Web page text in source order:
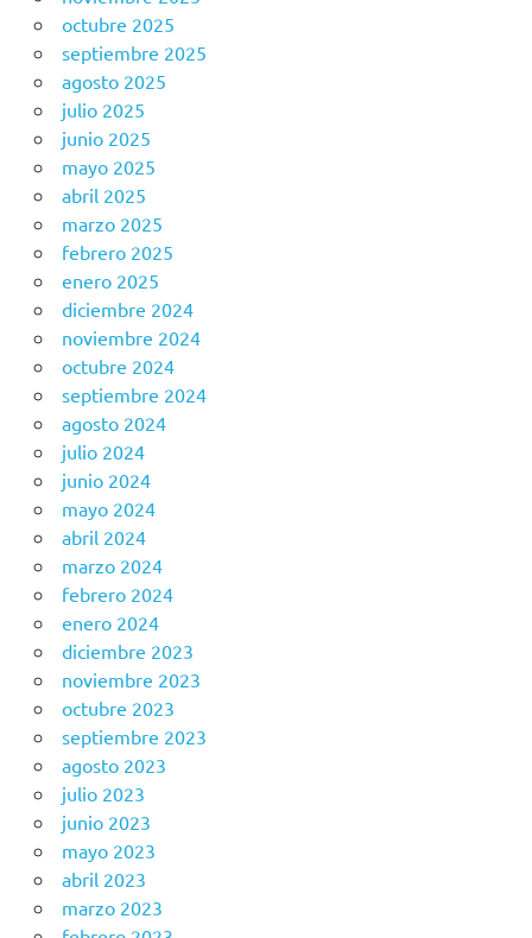
octubre 2025
septiembre 2025
agosto 2025
julio 2025
junio 2025
mayo 2025
abril 2025
marzo 2025
febrero 2025
enero 2025
diciembre 2024
noviembre 2024
octubre 2024
septiembre 2024
agosto 2024
julio 2024
junio 2024
mayo 2024
abril 2024
marzo 2024
febrero 2024
enero 2024
diciembre 2023
noviembre 2023
octubre 2023
septiembre 2023
agosto 2023
julio 2023
junio 2023
mayo 2023
abril 2023
marzo 2023